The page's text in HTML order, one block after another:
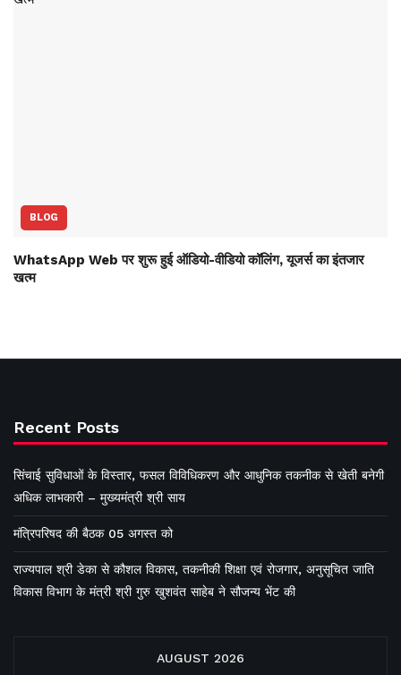
BLOG
WhatsApp Web पर शुरू हुई ऑडियो-वीडियो कॉलिंग, यूजर्स का इंतजार
खत्म
Recent Posts
सिंचाई सुविधाओं के विस्तार, फसल विविधिकरण और आधुनिक तकनीक से खेती बनेगी
अधिक लाभकारी – मुख्यमंत्री श्री साय
मंत्रिपरिषद की बैठक 05 अगस्त को
राज्यपाल श्री डेका से कौशल विकास, तकनीकी शिक्षा एवं रोजगार, अनुसूचित जाति
विकास विभाग के मंत्री श्री गुरु खुशवंत साहेब ने सौजन्य भेंट की
AUGUST 2026